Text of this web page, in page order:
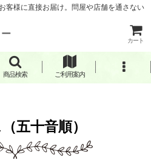
客様に直接お届け。問屋や店舗を通さない
カート
商品検索 ご利用案内
五十音順）